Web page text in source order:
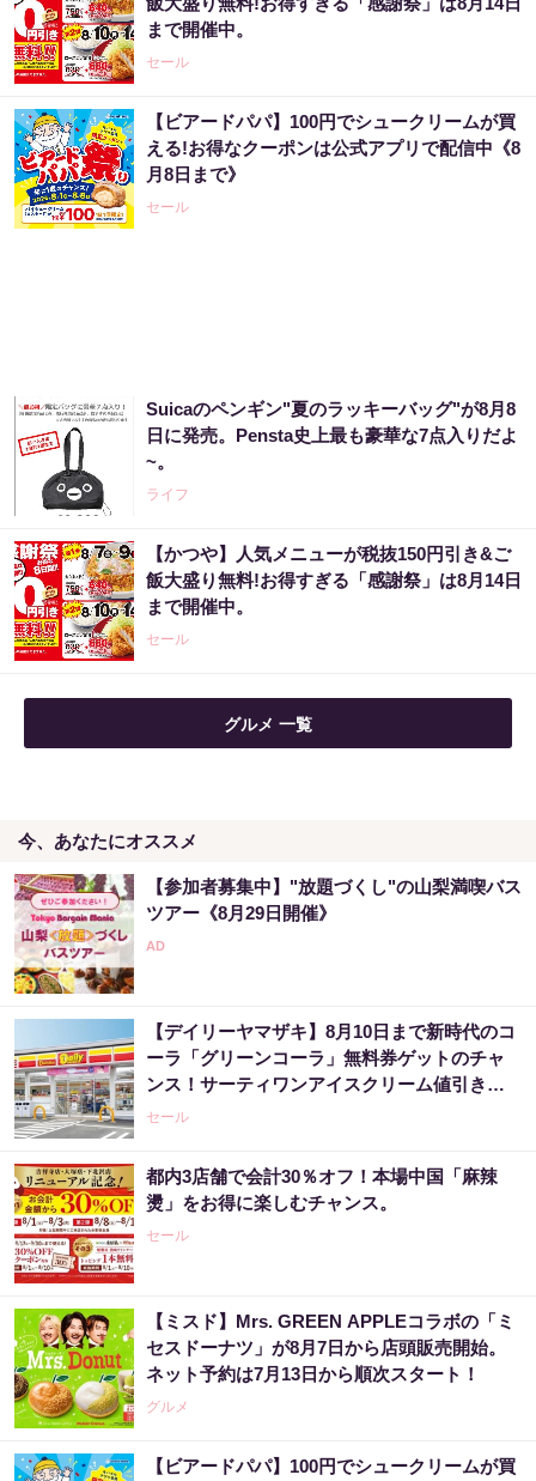
PR（ハーブ健康本舗）
「え、こんなセールやってたの？」80％OFF
以上が続々登場！Amazonの本気が...
PR（Amazon）
“宝くじは運じゃなかった”当たる人の“共通
点”を知っただけ
PR（合同会社デジタルファーム ）
「え、こんなセールやってたの？」80％OFF
以上が続々登場！Amazonの本気が...
PR（Amazon）
まで開催中。
セール
【ビアードパパ】100円でシュークリームが買
える!お得なクーポンは公式アプリで配信中《8
月8日まで》
セール
Suicaのペンギン"夏のラッキーバッグ"が8月8
日に発売。Pensta史上最も豪華な7点入りだよ
~。
ライフ
【かつや】人気メニューが税抜150円引き&ご
飯大盛り無料!お得すぎる「感謝祭」は8月14日
まで開催中。
セール
グルメ 一覧
今、あなたにオススメ
【参加者募集中】"放題づくし"の山梨満喫バス
ツアー《8月29日開催》
【デイリーヤマザキ】8月10日まで新時代のコ
ーラ「グリーンコーラ」無料券ゲットのチャ
ンス！サーティワンアイスクリーム値引きな
どお得企画も目白押し。
セール
都内3店舗で会計30％オフ！本場中国「麻辣
燙」をお得に楽しむチャンス。
セール
【ミスド】Mrs. GREEN APPLEコラボの「ミ
セスドーナツ」が8月7日から店頭販売開始。
ネット予約は7月13日から順次スタート！
グルメ
【ビアードパパ】100円でシュークリームが買